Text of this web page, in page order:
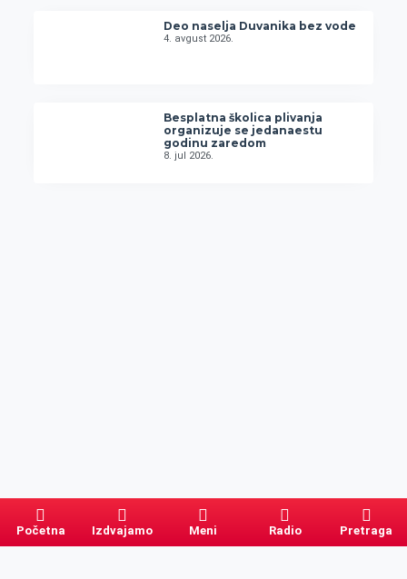
Deo naselja Duvanika bez vode
4. avgust 2026.
Besplatna školica plivanja
organizuje se jedanaestu
godinu zaredom
8. jul 2026.
Početna Izdvajamo Meni Radio Pretraga